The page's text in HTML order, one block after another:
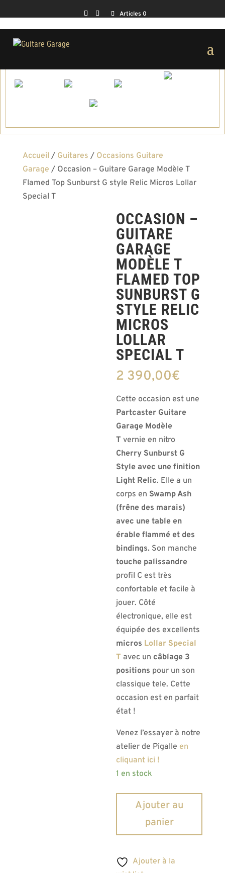
Articles 0
Accueil / Guitares / Occasions Guitare
Garage / Occasion – Guitare Garage Modèle T
Flamed Top Sunburst G style Relic Micros Lollar
Special T
OCCASION –
GUITARE
GARAGE
MODÈLE T
FLAMED TOP
SUNBURST G
STYLE RELIC
MICROS
LOLLAR
SPECIAL T
2 390,00€
Cette occasion est une
Partcaster Guitare
Garage Modèle
T vernie en nitro
Cherry Sunburst G
Style avec une finition
Light Relic. Elle a un
corps en Swamp Ash
(frêne des marais)
avec une table en
érable flammé et des
bindings. Son manche
touche palissandre
profil C est très
confortable et facile à
jouer. Côté
électronique, elle est
équipée des excellents
micros Lollar Special
T avec un câblage 3
positions pour un son
classique tele. Cette
occasion est en parfait
état !
Venez l’essayer à notre
atelier de Pigalle en
cliquant ici !
1 en stock
quantité
Occasion
Garage
Ajouter au
panier
Ajouter à la